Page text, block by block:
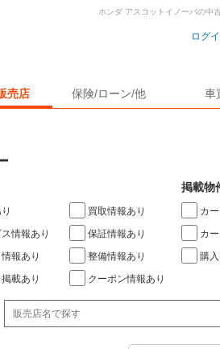
ログ
売店 保険/ローン/他 車
ホンダ アスコットイノーバの中
情報あり
報あり
載あり
買取情報あり
保証情報あり
整備情報あり
クーポン情報あり
掲載物
カ
カ
購